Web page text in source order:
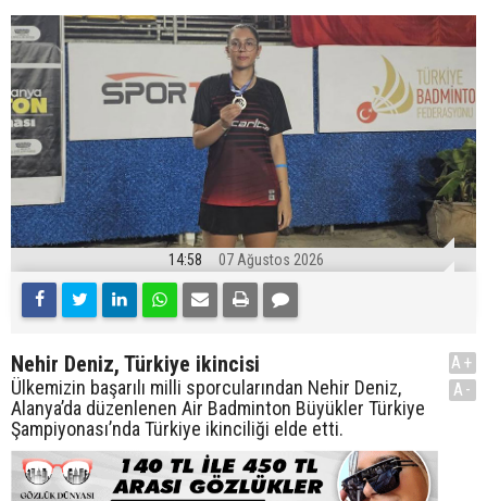
14:58 07 Ağustos 2026
Nehir Deniz, Türkiye ikincisi
Ülkemizin başarılı milli sporcularından Nehir Deniz,
Alanya’da düzenlenen Air Badminton Büyükler Türkiye
Şampiyonası’nda Türkiye ikinciliği elde etti.
A+
A-